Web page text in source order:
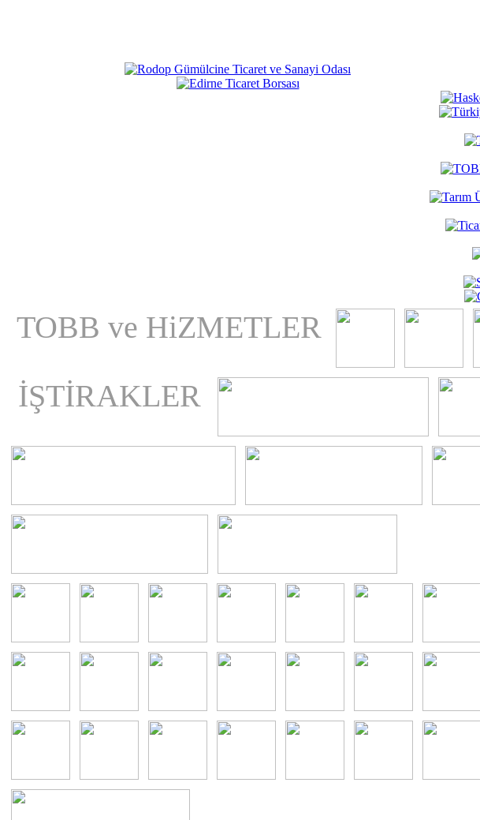
TOBB ve HiZMETLER
İŞTİRAKLER